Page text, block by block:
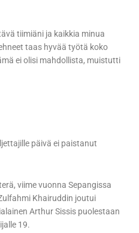
tiimiäni ja kaikkia minua
taas hyvää työtä koko
ei olisi mahdollista, muistutti
päivä ei paistanut
viime vuonna Sepangissa
Khairuddin joutui
Arthur Sissis puolestaan
19.